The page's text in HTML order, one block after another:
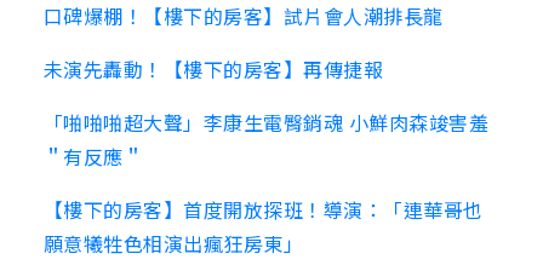
口碑爆棚！【樓下的房客】試片會人潮排長龍
未演先轟動！【樓下的房客】再傳捷報
「啪啪啪超大聲」李康生電臀銷魂 小鮮肉森竣害羞
＂有反應＂
【樓下的房客】首度開放探班！導演：「連華哥也
願意犧牲色相演出瘋狂房東」